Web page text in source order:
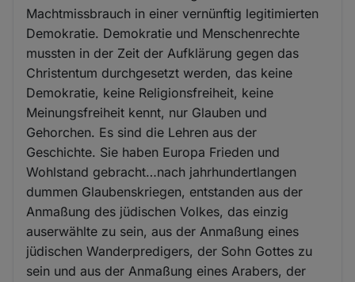
Machtmissbrauch in einer vernünftig legitimierten
Demokratie. Demokratie und Menschenrechte
mussten in der Zeit der Aufklärung gegen das
Christentum durchgesetzt werden, das keine
Demokratie, keine Religionsfreiheit, keine
Meinungsfreiheit kennt, nur Glauben und
Gehorchen. Es sind die Lehren aus der
Geschichte. Sie haben Europa Frieden und
Wohlstand gebracht…nach jahrhundertlangen
dummen Glaubenskriegen, entstanden aus der
Anmaßung des jüdischen Volkes, das einzig
auserwählte zu sein, aus der Anmaßung eines
jüdischen Wanderpredigers, der Sohn Gottes zu
sein und aus der Anmaßung eines Arabers, der